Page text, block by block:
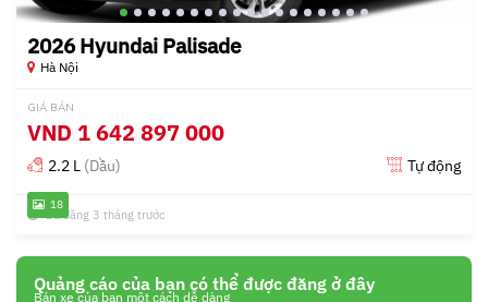
18
2026 Hyundai Palisade
Hà Nội
GIÁ BÁN
VND 1 642 897 000
2.2 L (Dầu) Tự động
Đã đăng 3 tháng trước
Quảng cáo của bạn có thể được đăng ở đây
Bán xe của bạn một cách dễ dàng